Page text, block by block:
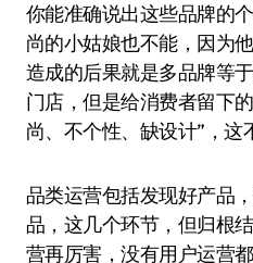
你能准确说出这些品牌的
尚的小姑娘也不能，因为
造成的后果就是多品牌等
门店，但是给消费者留下
尚、不个性、缺设计”，这
品类运营包括发现好产品
品，这几个环节，但归根
营再厉害，没有用户运营都